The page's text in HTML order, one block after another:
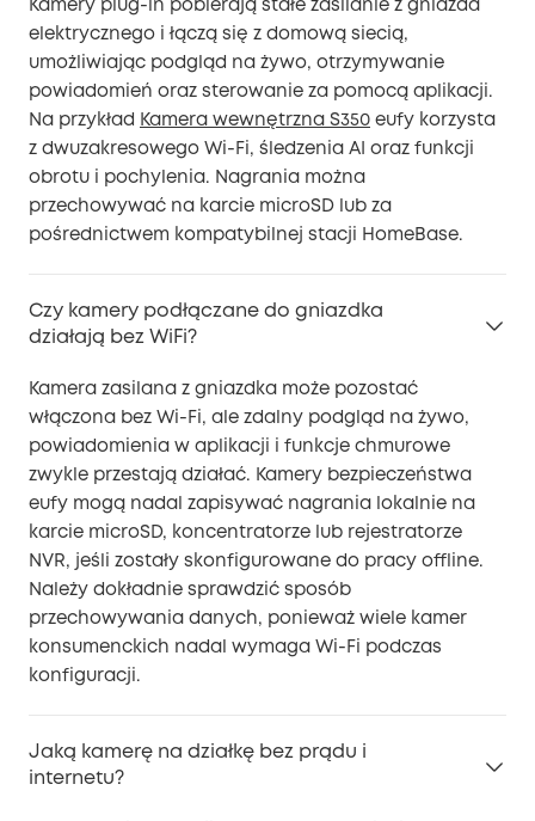
Kamery plug-in pobierają stałe zasilanie z gniazda
elektrycznego i łączą się z domową siecią,
umożliwiając podgląd na żywo, otrzymywanie
powiadomień oraz sterowanie za pomocą aplikacji.
Na przykład
Kamera wewnętrzna S350 eufy korzysta
z dwuzakresowego Wi-Fi, śledzenia AI oraz funkcji
obrotu i pochylenia. Nagrania można
przechowywać na karcie microSD lub za
pośrednictwem kompatybilnej stacji HomeBase.
Czy kamery podłączane do gniazdka
działają bez WiFi?
Kamera zasilana z gniazdka może pozostać
włączona bez Wi-Fi, ale zdalny podgląd na żywo,
powiadomienia w aplikacji i funkcje chmurowe
zwykle przestają działać. Kamery bezpieczeństwa
eufy mogą nadal zapisywać nagrania lokalnie na
karcie microSD, koncentratorze lub rejestratorze
NVR, jeśli zostały skonfigurowane do pracy offline.
Należy dokładnie sprawdzić sposób
przechowywania danych, ponieważ wiele kamer
konsumenckich nadal wymaga Wi-Fi podczas
konfiguracji.
Jaką kamerę na działkę bez prądu i
internetu?